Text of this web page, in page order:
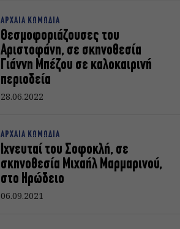
ΑΡΧΑΙΑ ΚΩΜΩΔΙΑ
Θεσμοφοριάζουσες του
Αριστοφάνη, σε σκηνοθεσία
Γιάννη Μπέζου σε καλοκαιρινή
περιοδεία
28.06.2022
ΑΡΧΑΙΑ ΚΩΜΩΔΙΑ
Ιχνευταί του Σοφοκλή, σε
σκηνοθεσία Μιχαήλ Μαρμαρινού,
στο Ηρώδειο
06.09.2021